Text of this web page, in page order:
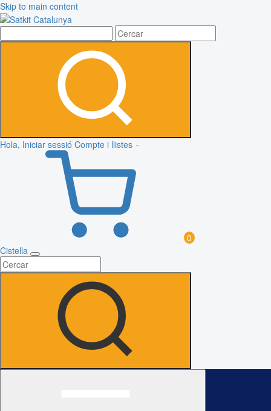
Skip to main content
Hola, Iniciar sessió Compte i llistes
0
Cistella